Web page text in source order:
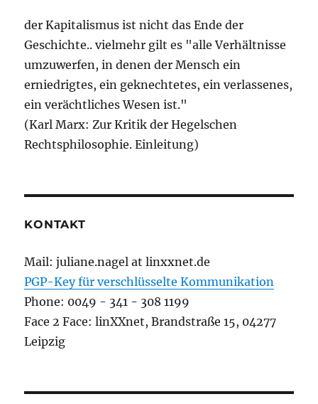
der Kapitalismus ist nicht das Ende der
Geschichte.. vielmehr gilt es "alle Verhältnisse
umzuwerfen, in denen der Mensch ein
erniedrigtes, ein geknechtetes, ein verlassenes,
ein verächtliches Wesen ist."
(Karl Marx: Zur Kritik der Hegelschen
Rechtsphilosophie. Einleitung)
KONTAKT
Mail: juliane.nagel at linxxnet.de
PGP-Key für verschlüsselte Kommunikation
Phone: 0049 - 341 - 308 1199
Face 2 Face: linXXnet, Brandstraße 15, 04277
Leipzig